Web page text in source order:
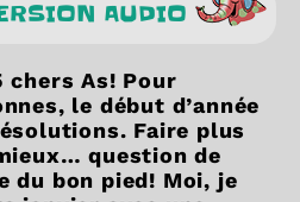
AUDIO
chers As! Pour
le début d’année
Faire plus
question de
du bon pied! Moi, je